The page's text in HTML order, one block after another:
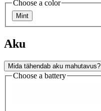
Choose a color
Mint
Aku
Mida tähendab aku mahutavus?
Choose a battery